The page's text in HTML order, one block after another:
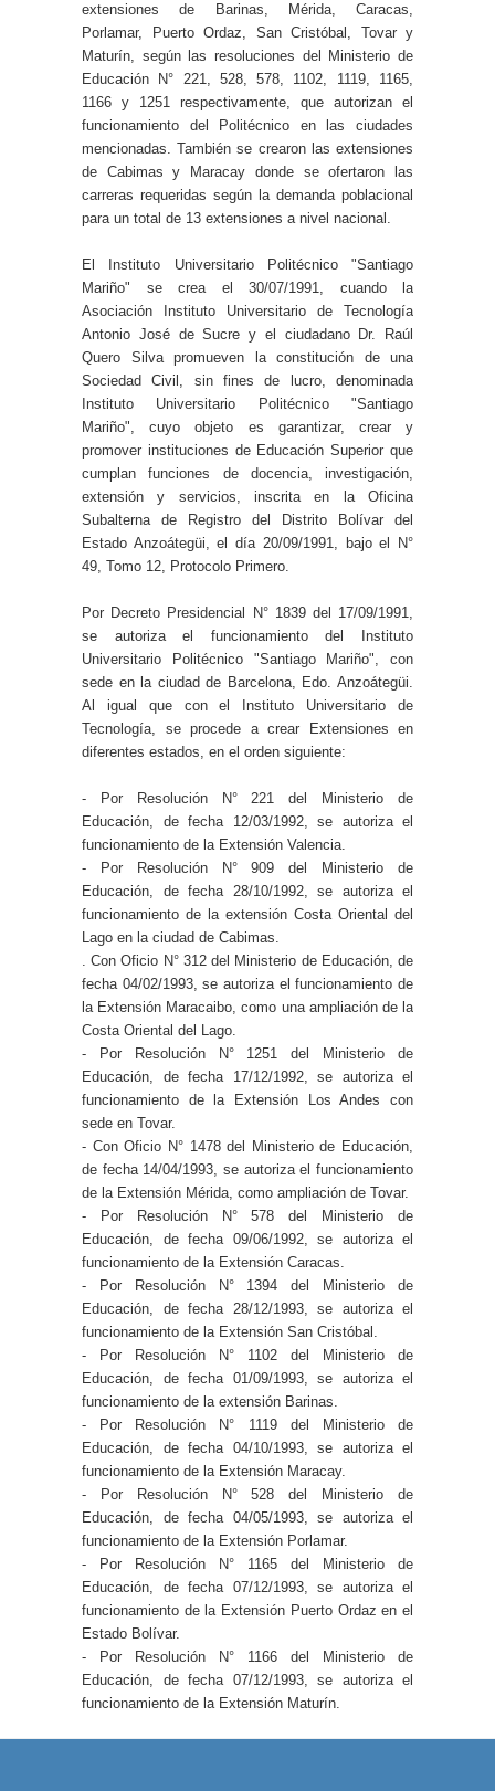
extensiones de Barinas, Mérida, Caracas,
Porlamar, Puerto Ordaz, San Cristóbal, Tovar y
Maturín, según las resoluciones del Ministerio de
Educación N° 221, 528, 578, 1102, 1119, 1165,
1166 y 1251 respectivamente, que autorizan el
funcionamiento del Politécnico en las ciudades
mencionadas. También se crearon las extensiones
de Cabimas y Maracay donde se ofertaron las
carreras requeridas según la demanda poblacional
para un total de 13 extensiones a nivel nacional.
El Instituto Universitario Politécnico "Santiago
Mariño" se crea el 30/07/1991, cuando la
Asociación Instituto Universitario de Tecnología
Antonio José de Sucre y el ciudadano Dr. Raúl
Quero Silva promueven la constitución de una
Sociedad Civil, sin fines de lucro, denominada
Instituto Universitario Politécnico "Santiago
Mariño", cuyo objeto es garantizar, crear y
promover instituciones de Educación Superior que
cumplan funciones de docencia, investigación,
extensión y servicios, inscrita en la Oficina
Subalterna de Registro del Distrito Bolívar del
Estado Anzoátegüi, el día 20/09/1991, bajo el N°
49, Tomo 12, Protocolo Primero.
Por Decreto Presidencial N° 1839 del 17/09/1991,
se autoriza el funcionamiento del Instituto
Universitario Politécnico "Santiago Mariño", con
sede en la ciudad de Barcelona, Edo. Anzoátegüi.
Al igual que con el Instituto Universitario de
Tecnología, se procede a crear Extensiones en
diferentes estados, en el orden siguiente:
- Por Resolución N° 221 del Ministerio de
Educación, de fecha 12/03/1992, se autoriza el
funcionamiento de la Extensión Valencia.
- Por Resolución N° 909 del Ministerio de
Educación, de fecha 28/10/1992, se autoriza el
funcionamiento de la extensión Costa Oriental del
Lago en la ciudad de Cabimas.
. Con Oficio N° 312 del Ministerio de Educación, de
fecha 04/02/1993, se autoriza el funcionamiento de
la Extensión Maracaibo, como una ampliación de la
Costa Oriental del Lago.
- Por Resolución N° 1251 del Ministerio de
Educación, de fecha 17/12/1992, se autoriza el
funcionamiento de la Extensión Los Andes con
sede en Tovar.
- Con Oficio N° 1478 del Ministerio de Educación,
de fecha 14/04/1993, se autoriza el funcionamiento
de la Extensión Mérida, como ampliación de Tovar.
- Por Resolución N° 578 del Ministerio de
Educación, de fecha 09/06/1992, se autoriza el
funcionamiento de la Extensión Caracas.
- Por Resolución N° 1394 del Ministerio de
Educación, de fecha 28/12/1993, se autoriza el
funcionamiento de la Extensión San Cristóbal.
- Por Resolución N° 1102 del Ministerio de
Educación, de fecha 01/09/1993, se autoriza el
funcionamiento de la extensión Barinas.
- Por Resolución N° 1119 del Ministerio de
Educación, de fecha 04/10/1993, se autoriza el
funcionamiento de la Extensión Maracay.
- Por Resolución N° 528 del Ministerio de
Educación, de fecha 04/05/1993, se autoriza el
funcionamiento de la Extensión Porlamar.
- Por Resolución N° 1165 del Ministerio de
Educación, de fecha 07/12/1993, se autoriza el
funcionamiento de la Extensión Puerto Ordaz en el
Estado Bolívar.
- Por Resolución N° 1166 del Ministerio de
Educación, de fecha 07/12/1993, se autoriza el
funcionamiento de la Extensión Maturín.